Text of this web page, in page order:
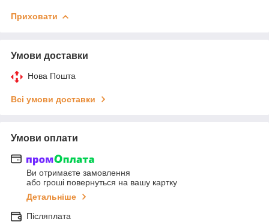
Приховати
Умови доставки
Нова Пошта
Всі умови доставки
Умови оплати
Ви отримаєте замовлення
або гроші повернуться на вашу картку
Детальніше
Післяплата